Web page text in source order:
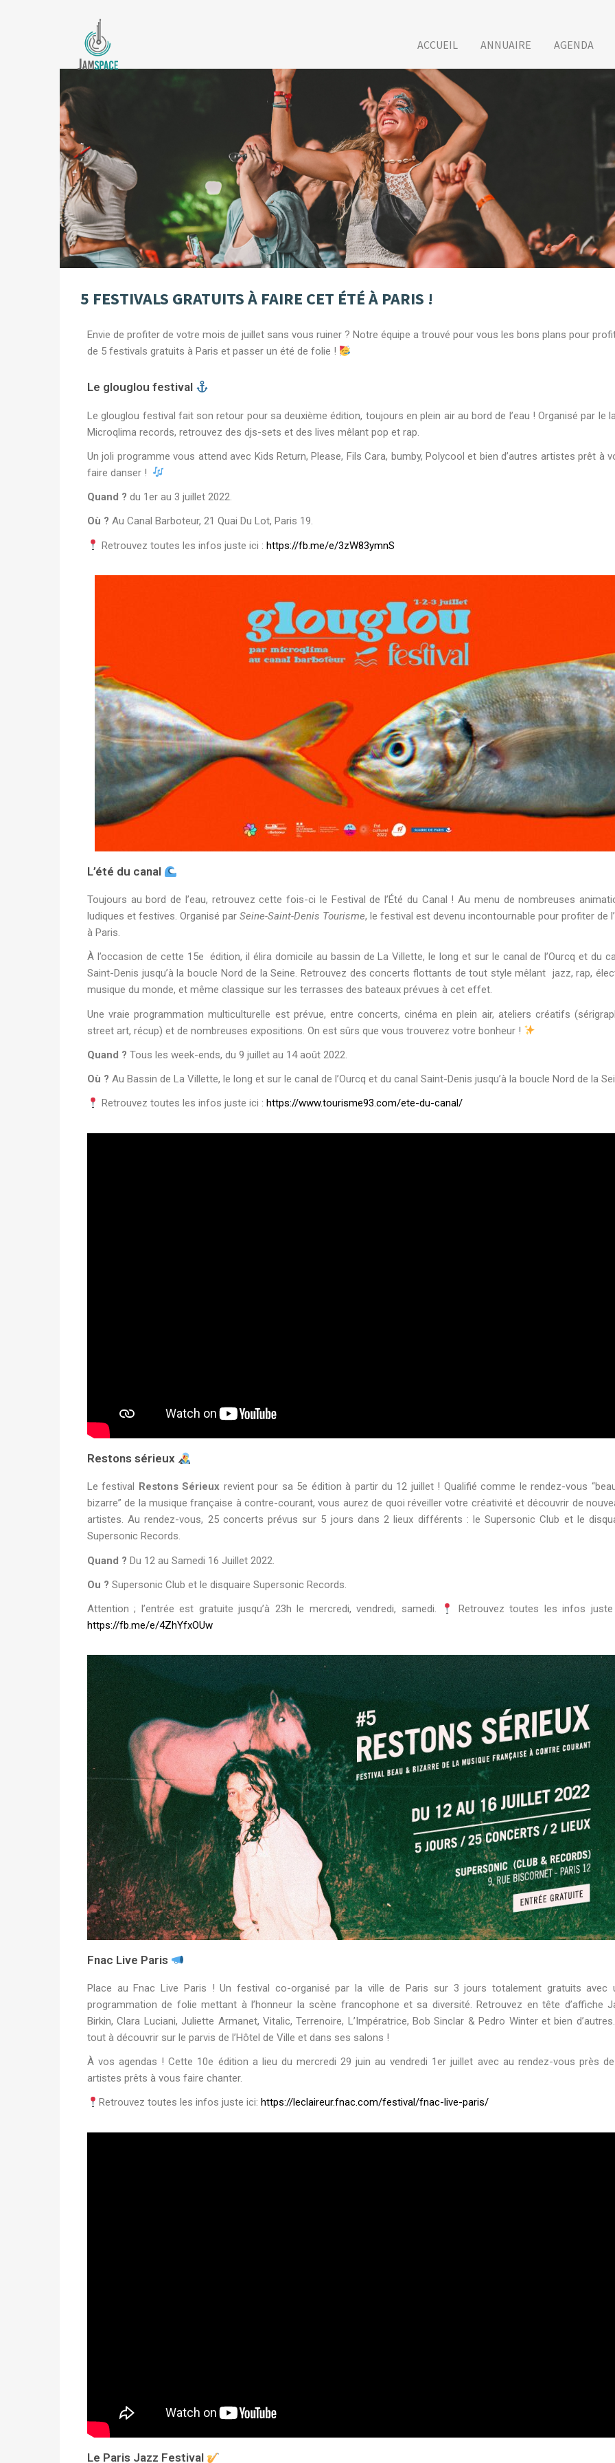
ACCUEIL ANNUAIRE AGENDA
5 FESTIVALS GRATUITS À FAIRE CET ÉTÉ À PARIS !
Envie de profiter de votre mois de juillet sans vous ruiner ? Notre équipe a trouvé pour vous les bons plans pour
de 5 festivals gratuits à Paris et passer un été de folie !
Le glouglou festival
Le glouglou festival fait son retour pour sa deuxième édition, toujours en plein air au bord de l’eau ! Organisé par le
Microqlima records, retrouvez des djs-sets et des lives mêlant pop et rap.
Un joli programme vous attend avec Kids Return, Please, Fils Cara, bumby, Polycool et bien d’autres artistes prêt à
faire danser !
Quand ? du 1er au 3 juillet 2022.
Où ? Au Canal Barboteur, 21 Quai Du Lot, Paris 19.
Retrouvez toutes les infos juste ici :https://fb.me/e/3zW83ymnS
L’été du canal
Toujours au bord de l’eau, retrouvez cette fois-ci le Festival de l’Été du Canal ! Au menu de nombreuses
ludiques et festives. Organisé par Seine-Saint-Denis Tourisme, le festival est devenu incontournable pour profiter de
à Paris.
À l’occasion de cette 15e édition, il élira domicile au bassin de La Villette, le long et sur le canal de l’Ourcq et du
Saint-Denis jusqu’à la boucle Nord de la Seine. Retrouvez des concerts flottants de tout style mêlant jazz, rap,
musique du monde, et même classique sur les terrasses des bateaux prévues à cet effet.
Une vraie programmation multiculturelle est prévue, entre concerts, cinéma en plein air, ateliers créatifs
street art, récup) et de nombreuses expositions. On est sûrs que vous trouverez votre bonheur !
Quand ? Tous les week-ends, du 9 juillet au 14 août 2022.
Où ? Au Bassin de La Villette, le long et sur le canal de l’Ourcq et du canal Saint-Denis jusqu’à la boucle Nord de la
Retrouvez toutes les infos juste ici : https://www.tourisme93.com/ete-du-canal/
Restons sérieux
Le festival Restons Sérieux revient pour sa 5e édition à partir du 12 juillet ! Qualifié comme le rendez-vous
bizarre” de la musique française à contre-courant, vous aurez de quoi réveiller votre créativité et découvrir de
artistes. Au rendez-vous, 25 concerts prévus sur 5 jours dans 2 lieux différents : le Supersonic Club et le
Supersonic Records.
Quand ? Du 12 au Samedi 16 Juillet 2022.
Ou ? Supersonic Club et le disquaire Supersonic Records.
Attention ; l’entrée est gratuite jusqu’à 23h le mercredi, vendredi, samedi.
Retrouvez toutes les infos juste
https://fb.me/e/4ZhYfxOUw
Fnac Live Paris
Place au Fnac Live Paris ! Un festival co-organisé par la ville de Paris sur 3 jours totalement gratuits avec
programmation de folie mettant à l’honneur la scène francophone et sa diversité. Retrouvez en tête d’affiche
Birkin, Clara Luciani, Juliette Armanet, Vitalic, Terrenoire, L’Impératrice, Bob Sinclar & Pedro Winter et bien
tout à découvrir sur le parvis de l’Hôtel de Ville et dans ses salons !
À vos agendas ! Cette 10e édition a lieu du mercredi 29 juin au vendredi 1er juillet avec au rendez-vous près
artistes prêts à vous faire chanter.
Retrouvez toutes les infos juste ici: https://leclaireur.fnac.com/festival/fnac-live-paris/
Le Paris Jazz Festival